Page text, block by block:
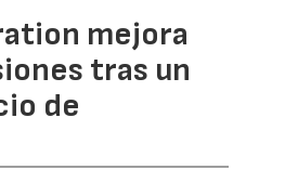
mejora
tras un
de